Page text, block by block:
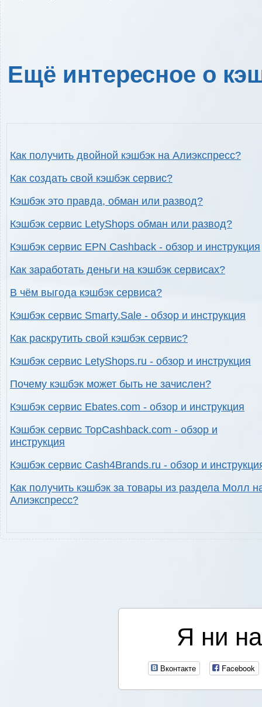
Ещё интересное о
Как получить двойной кэшбэк на Алиэкспресс?
Как создать свой кэшбэк сервис?
Кэшбэк это правда, обман или развод?
Кэшбэк сервис LetyShops обман или развод?
Кэшбэк сервис EPN Cashback - обзор и инструкция
Как заработать деньги на кэшбэк сервисах?
В чём выгода кэшбэк сервиса?
Кэшбэк сервис Smarty.Sale - обзор и инструкция
Как раскрутить свой кэшбэк сервис?
Кэшбэк сервис LetyShops.ru - обзор и инструкция
Почему кэшбэк может быть не зачислен?
Кэшбэк сервис Ebates.com - обзор и инструкция
Кэшбэк сервис TopCashback.com - обзор и
инструкция
Кэшбэк сервис Cash4Brands.ru - обзор и
Как получить кэшбэк за товары из раздела Молл
Алиэкспресс?
Я ни
Вконтакте Facebook